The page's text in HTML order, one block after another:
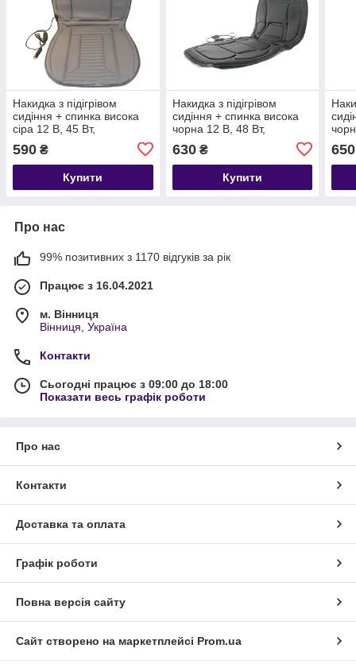
Накидка з підігрівом
сидіння + спинка висока
сіра 12 В, 45 Вт,
перемикання. 3 режими,
100х50 см Elegant
590 ₴
Купити
Накидка з підігрівом
сидіння + спинка висока
чорна 12 В, 48 Вт,
перемикання. 3 режими,
108х49см Vitol
630₴
Купити
650
Про нас
99% позитивних з 1170 відгуків за рік
Працює з 16.04.2021
м. Вінниця
Вінниця, Україна
Контакти
Сьогодні працює з 09:00 до 18:00
Показати весь графік роботи
Про нас
Контакти
Доставка та оплата
Графік роботи
Повна версія сайту
Сайт створено на маркетплейсі Prom.ua